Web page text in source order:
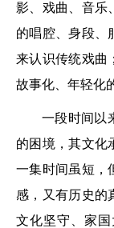
影、戏曲、音乐
的唱腔、身段、
来认识传统戏曲
故事化、年轻化
一段时间以
的困境，其文化
一集时间虽短，
感，又有历史的
文化坚守、家